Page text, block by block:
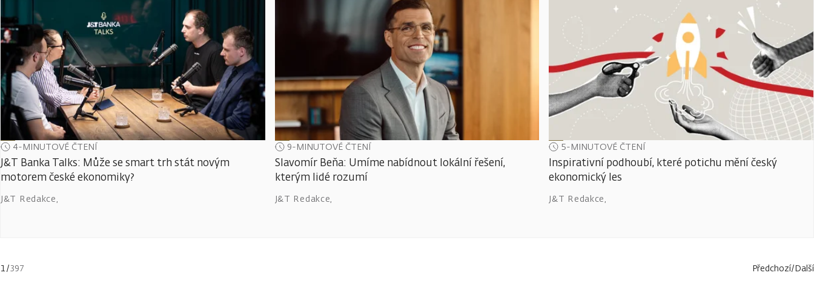
4-MINUTOVÉ ČTENÍ
J&T Banka Talks: Může se smart trh stát novým
motorem české ekonomiky?
J&T Redakce,
9-MINUTOVÉ ČTENÍ
Slavomír Beňa: Umíme nabídnout lokální řešení,
kterým lidé rozumí
J&T Redakce,
5-MINUTOVÉ ČTENÍ
Inspirativní podhoubí, které potichu mění český
ekonomický les
J&T Redakce,
1/397 Předchozí/Další